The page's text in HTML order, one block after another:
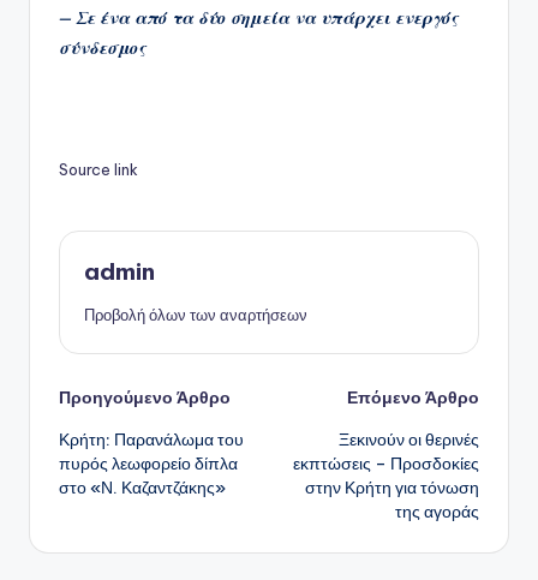
– Σε ένα από τα δύο σημεία να υπάρχει ενεργός
σύνδεσμος
Source link
admin
Προβολή όλων των αναρτήσεων
Πλοήγηση
δημοσιεύσεων
Προηγούμενο Άρθρο
Κρήτη: Παρανάλωμα του
πυρός λεωφορείο δίπλα
στο «Ν. Καζαντζάκης»
Επόμενο Άρθρο
Ξεκινούν οι θερινές
εκπτώσεις – Προσδοκίες
στην Κρήτη για τόνωση
της αγοράς